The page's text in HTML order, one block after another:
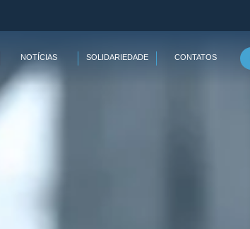
NOTÍCIAS SOLIDARIEDADE CONTATOS